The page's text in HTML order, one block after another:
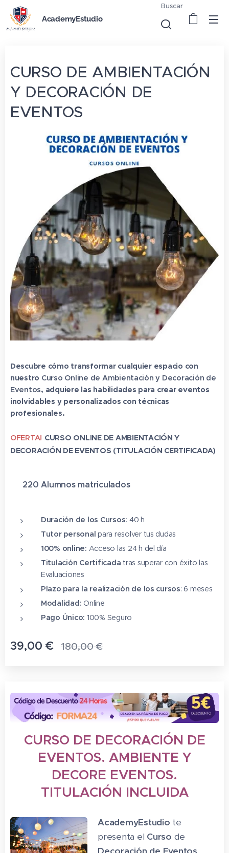
AcademyEstudio
Buscar
CURSO DE AMBIENTACIÓN
Y DECORACIÓN DE
EVENTOS
Descubre cómo transformar cualquier espacio con
nuestro Curso Online de Ambientación y Decoración de
Eventos, adquiere las habilidades para crear eventos
inolvidables y personalizados con técnicas
profesionales.
OFERTA! CURSO ONLINE DE AMBIENTACIÓN Y
DECORACIÓN DE EVENTOS (TITULACIÓN CERTIFICADA)
✔ 220 Alumnos matriculados
Duración de los Cursos: 40 h
Tutor personalpara resolver tus dudas
100% online: Acceso las 24 h del día
Titulación Certificada tras superar con éxito las
Evaluaciones
Plazo para la realización de los cursos: 6 meses
Modalidad: Online
Pago Único: 100% Seguro
39,00 € 180,00€
CURSO DE DECORACIÓN DE
EVENTOS. AMBIENTE Y
DECORE EVENTOS.
TITULACIÓN INCLUIDA
AcademyEstudio te
presenta el Curso de
Decoración de Eventos